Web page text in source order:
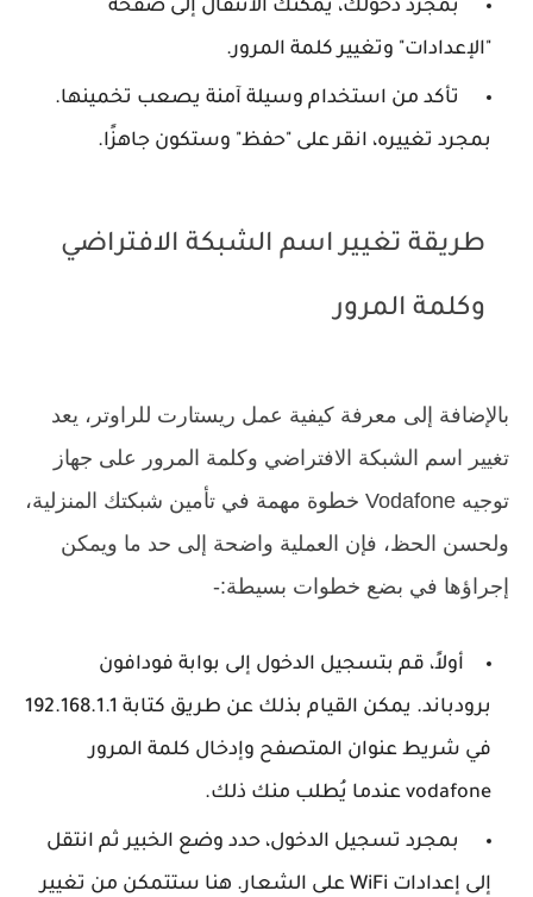
بمجرد دخولك، يمكنك الانتقال إلى صفحة
"الإعدادات" وتغيير كلمة المرور.
تأكد من استخدام وسيلة آمنة يصعب تخمينها.
بمجرد تغييره، انقر على "حفظ" وستكون جاهزًا.
طريقة تغيير اسم الشبكة الافتراضي
وكلمة المرور
بالإضافة إلى معرفة كيفية عمل ريستارت للراوتر، يعد
تغيير اسم الشبكة الافتراضي وكلمة المرور على جهاز
توجيه Vodafone خطوة مهمة في تأمين شبكتك المنزلية،
ولحسن الحظ، فإن العملية واضحة إلى حد ما ويمكن
إجراؤها في بضع خطوات بسيطة:-
أولاً، قم بتسجيل الدخول إلى بوابة فودافون
برودباند. يمكن القيام بذلك عن طريق كتابة 192.168.1.1
في شريط عنوان المتصفح وإدخال كلمة المرور
vodafone عندما يُطلب منك ذلك.
بمجرد تسجيل الدخول، حدد وضع الخبير ثم انتقل
إلى إعدادات WiFi على الشعار. هنا ستتمكن من تغيير